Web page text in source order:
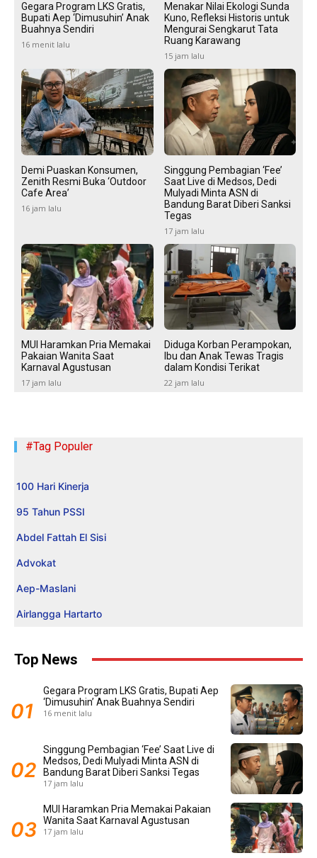
Gegara Program LKS Gratis,
Bupati Aep ‘Dimusuhin’ Anak
Buahnya Sendiri
16 menit lalu
Menakar Nilai Ekologi Sunda
Kuno, Refleksi Historis untuk
Mengurai Sengkarut Tata
Ruang Karawang
15 jam lalu
Demi Puaskan Konsumen,
Zenith Resmi Buka ‘Outdoor
Cafe Area’
16 jam lalu
Singgung Pembagian ‘Fee’
Saat Live di Medsos, Dedi
Mulyadi Minta ASN di
Bandung Barat Diberi Sanksi
Tegas
17 jam lalu
MUI Haramkan Pria Memakai
Pakaian Wanita Saat
Karnaval Agustusan
17 jam lalu
Diduga Korban Perampokan,
Ibu dan Anak Tewas Tragis
dalam Kondisi Terikat
22 jam lalu
#Tag Populer
100 Hari Kinerja
95 Tahun PSSI
Abdel Fattah El Sisi
Advokat
Aep-Maslani
Airlangga Hartarto
Top News
Gegara Program LKS Gratis, Bupati Aep
‘Dimusuhin’ Anak Buahnya Sendiri
16 menit lalu
Singgung Pembagian ‘Fee’ Saat Live di
Medsos, Dedi Mulyadi Minta ASN di
Bandung Barat Diberi Sanksi Tegas
17 jam lalu
MUI Haramkan Pria Memakai Pakaian
Wanita Saat Karnaval Agustusan
17 jam lalu